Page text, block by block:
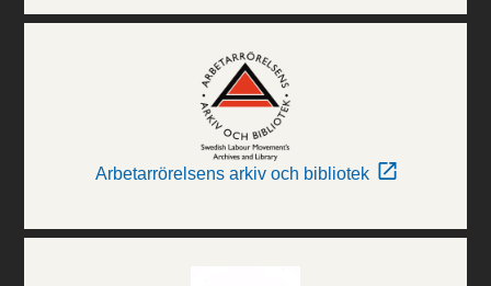
Arbetarrörelsens arkiv och bibliotek